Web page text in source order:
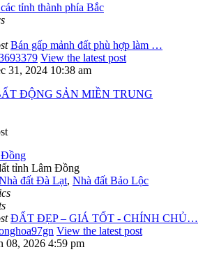
tỉnh thành phía Bắc
Bán gấp mảnh đất phù hợp làm …
View the latest post
31, 2024 10:38 am
ĐỘNG SẢN MIỀN TRUNG
Đồng
tỉnh Lâm Đồng
đất Đà Lạt, Nhà đất Bảo Lộc
ĐẤT ĐẸP – GIÁ TỐT - CHÍNH CHỦ…
View the latest post
08, 2026 4:59 pm